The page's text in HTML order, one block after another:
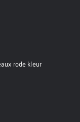
rode kleur